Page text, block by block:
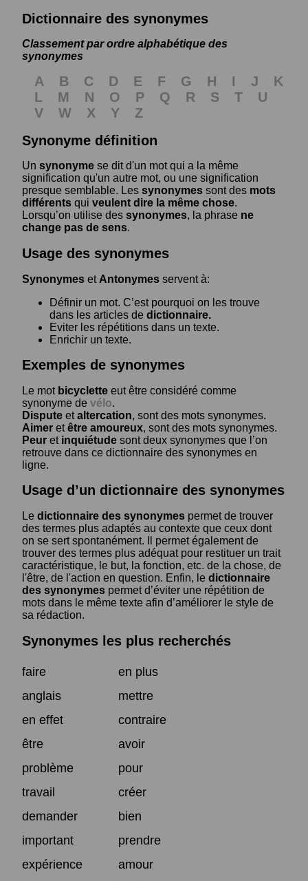
Dictionnaire des synonymes
Classement par ordre alphabétique des
synonymes
A B C D E F G H I J
K
L
M N O P Q R S T
U
V
W X Y
Z
Synonyme définition
Un synonyme se dit d'un mot qui a la même
signification qu'un autre mot, ou une signification
presque semblable. Les synonymes sont des mots
différents qui veulent dire la même chose.
Lorsqu’on utilise des synonymes, la phrase ne
change pas de sens.
Usage des synonymes
Synonymes et Antonymes servent à:
Définir un mot. C’est pourquoi on les trouve
dans les articles de dictionnaire.
Eviter les répétitions dans un texte.
Enrichir un texte.
Exemples de synonymes
Le mot bicyclette eut être considéré comme
synonyme de vélo.
Dispute etaltercation, sont des mots synonymes.
Aimer etêtre amoureux, sont des mots synonymes.
Peur et inquiétude sont deux synonymes que l’on
retrouve dans ce dictionnaire des synonymes en
ligne.
Usage d’un dictionnaire des synonymes
Le dictionnaire des synonymes permet de trouver
des termes plus adaptés au contexte que ceux dont
on se sert spontanément. Il permet également de
trouver des termes plus adéquat pour restituer un trait
caractéristique, le but, la fonction, etc. de la chose, de
l'être, de l'action en question. Enfin, le dictionnaire
des synonymes permet d’éviter une répétition de
mots dans le même texte afin d’améliorer le style de
sa rédaction.
Synonymes les plus recherchés
faire
en plus
anglais
mettre
en effet
contraire
être
avoir
problème
pour
travail
créer
demander
bien
important
prendre
expérience
amour